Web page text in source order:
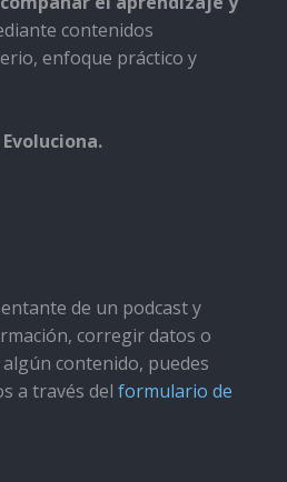
contenidos
enfoque práctico y
de un podcast y
corregir datos o
contenido, puedes
a través del formulario de